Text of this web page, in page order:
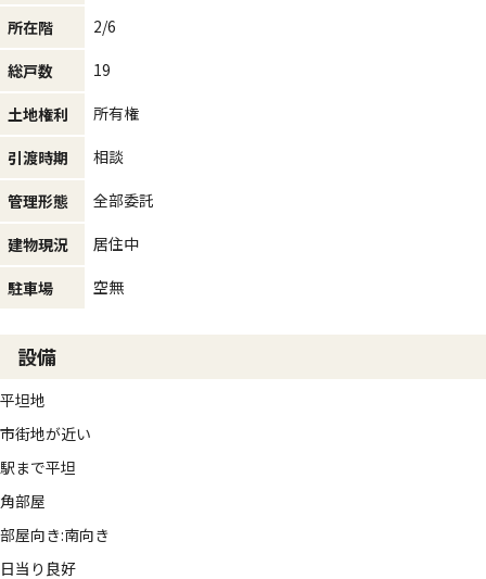
所在階 2/6
総戸数 19
土地権利 所有権
引渡時期 相談
管理形態 全部委託
建物現況 居住中
駐車場 空無
設備
平坦地
市街地が近い
駅まで平坦
角部屋
部屋向き:南向き
日当り良好